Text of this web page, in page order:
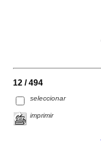
12 / 494
seleccionar
imprimir